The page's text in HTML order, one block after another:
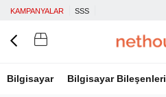
KAMPANYALAR SSS
Bilgisayar Bilgisayar Bileşenleri